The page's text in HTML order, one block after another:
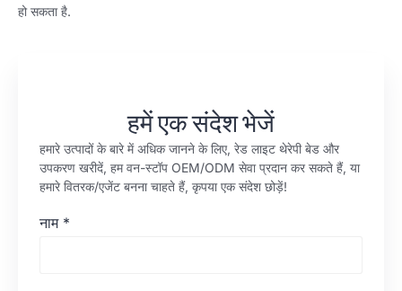
हो सकता है.
हमें एक संदेश भेजें
हमारे उत्पादों के बारे में अधिक जानने के लिए, रेड लाइट थेरेपी बेड और
उपकरण खरीदें, हम वन-स्टॉप OEM/ODM सेवा प्रदान कर सकते हैं, या
हमारे वितरक/एजेंट बनना चाहते हैं, कृपया एक संदेश छोड़ें!
नाम *